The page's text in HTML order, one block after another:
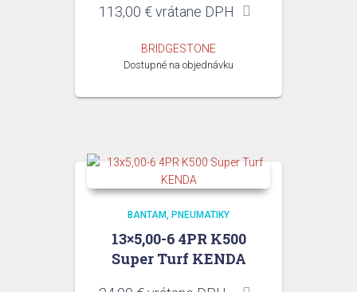
113,00 €vrátane DPH
BRIDGESTONE
Dostupné na objednávku
BANTAM PNEUMATIKY
13×5,00-6 4PR K500
Super Turf KENDA